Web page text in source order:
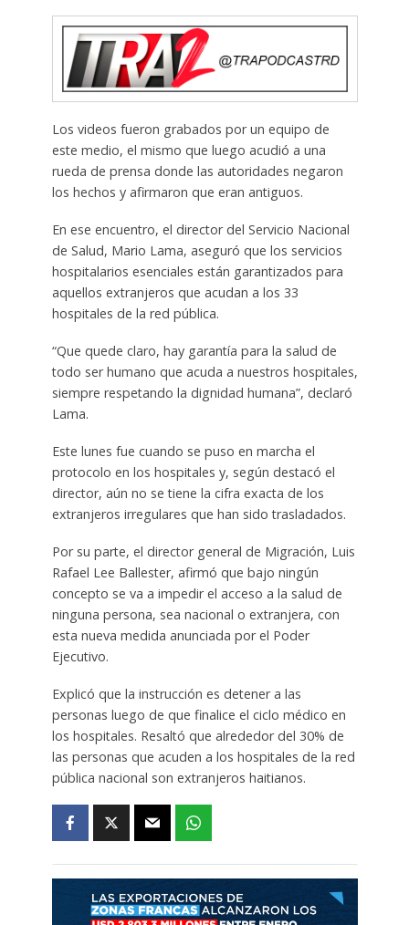
Los videos fueron grabados por un equipo de
este medio, el mismo que luego acudió a una
rueda de prensa donde las autoridades negaron
los hechos y afirmaron que eran antiguos.
En ese encuentro, el director del Servicio Nacional
de Salud, Mario Lama, aseguró que los servicios
hospitalarios esenciales están garantizados para
aquellos extranjeros que acudan a los 33
hospitales de la red pública.
“Que quede claro, hay garantía para la salud de
todo ser humano que acuda a nuestros hospitales,
siempre respetando la dignidad humana”, declaró
Lama.
Este lunes fue cuando se puso en marcha el
protocolo en los hospitales y, según destacó el
director, aún no se tiene la cifra exacta de los
extranjeros irregulares que han sido trasladados.
Por su parte, el director general de Migración, Luis
Rafael Lee Ballester, afirmó que bajo ningún
concepto se va a impedir el acceso a la salud de
ninguna persona, sea nacional o extranjera, con
esta nueva medida anunciada por el Poder
Ejecutivo.
Explicó que la instrucción es detener a las
personas luego de que finalice el ciclo médico en
los hospitales. Resaltó que alrededor del 30% de
las personas que acuden a los hospitales de la red
pública nacional son extranjeros haitianos.